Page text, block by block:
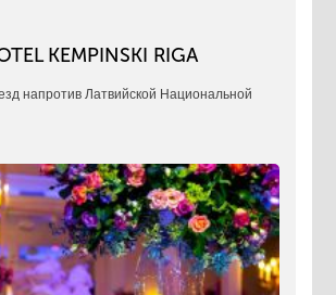
KEMPINSKI RIGA
напротив Латвийской Национальной